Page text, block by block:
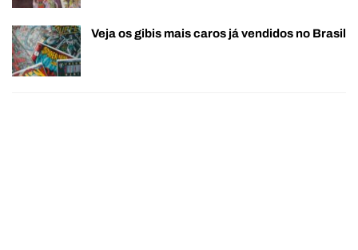
Veja os gibis mais caros já vendidos no Brasil